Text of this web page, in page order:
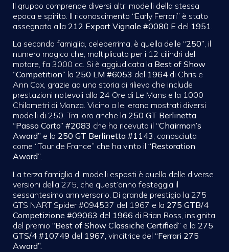
Il gruppo comprende diversi altri modelli della stessa
epoca e spirito. Il riconoscimento “Early Ferrari” è stato
assegnato alla 212 Export Vignale #0080 E del 1951.
La seconda famiglia, celeberrima, è quella delle “250”, il
numero magico che, moltiplicato per i 12 cilindri del
motore, fa 3000 cc. Si è aggiudicata la Best of Show
“Competition” la 250 LM #6053 del 1964 di Chris e
Ann Cox, grazie ad una storia di rilievo che include
prestazioni notevoli alla 24 Ore di Le Mans e la 1000
Chilometri di Monza. Vicino a lei erano mostrati diversi
modelli di 250. Tra loro anche la 250 GT Berlinetta
“Passo Corto” #2083 che ha ricevuto il “Chairman’s
Award” e la 250 GT Berlinetta #1143, conosciuta
come “Tour de France” che ha vinto il “Restoration
Award”.
La terza famiglia di modelli esposti è quella delle diverse
versioni della 275, che quest’anno festeggia il
sessantesimo anniversario. Di grande prestigio la 275
GTS NART Spider #094537 del 1967 e la 275 GTB/4
Competizione #09063 del 1966 di Brian Ross, insignita
del premio “Best of Show Classiche Certified” e la 275
GTS/4 #10749 del 1967, vincitrice del “Ferrari 275
Award”.